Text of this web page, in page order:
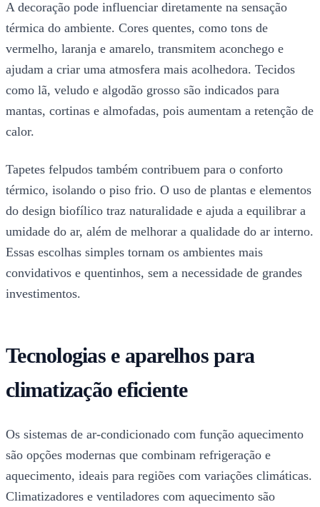
A decoração pode influenciar diretamente na sensação
térmica do ambiente. Cores quentes, como tons de
vermelho, laranja e amarelo, transmitem aconchego e
ajudam a criar uma atmosfera mais acolhedora. Tecidos
como lã, veludo e algodão grosso são indicados para
mantas, cortinas e almofadas, pois aumentam a retenção de
calor.
Tapetes felpudos também contribuem para o conforto
térmico, isolando o piso frio. O uso de plantas e elementos
do design biofílico traz naturalidade e ajuda a equilibrar a
umidade do ar, além de melhorar a qualidade do ar interno.
Essas escolhas simples tornam os ambientes mais
convidativos e quentinhos, sem a necessidade de grandes
investimentos.
Tecnologias e aparelhos para
climatização eficiente
Os sistemas de ar-condicionado com função aquecimento
são opções modernas que combinam refrigeração e
aquecimento, ideais para regiões com variações climáticas.
Climatizadores e ventiladores com aquecimento são